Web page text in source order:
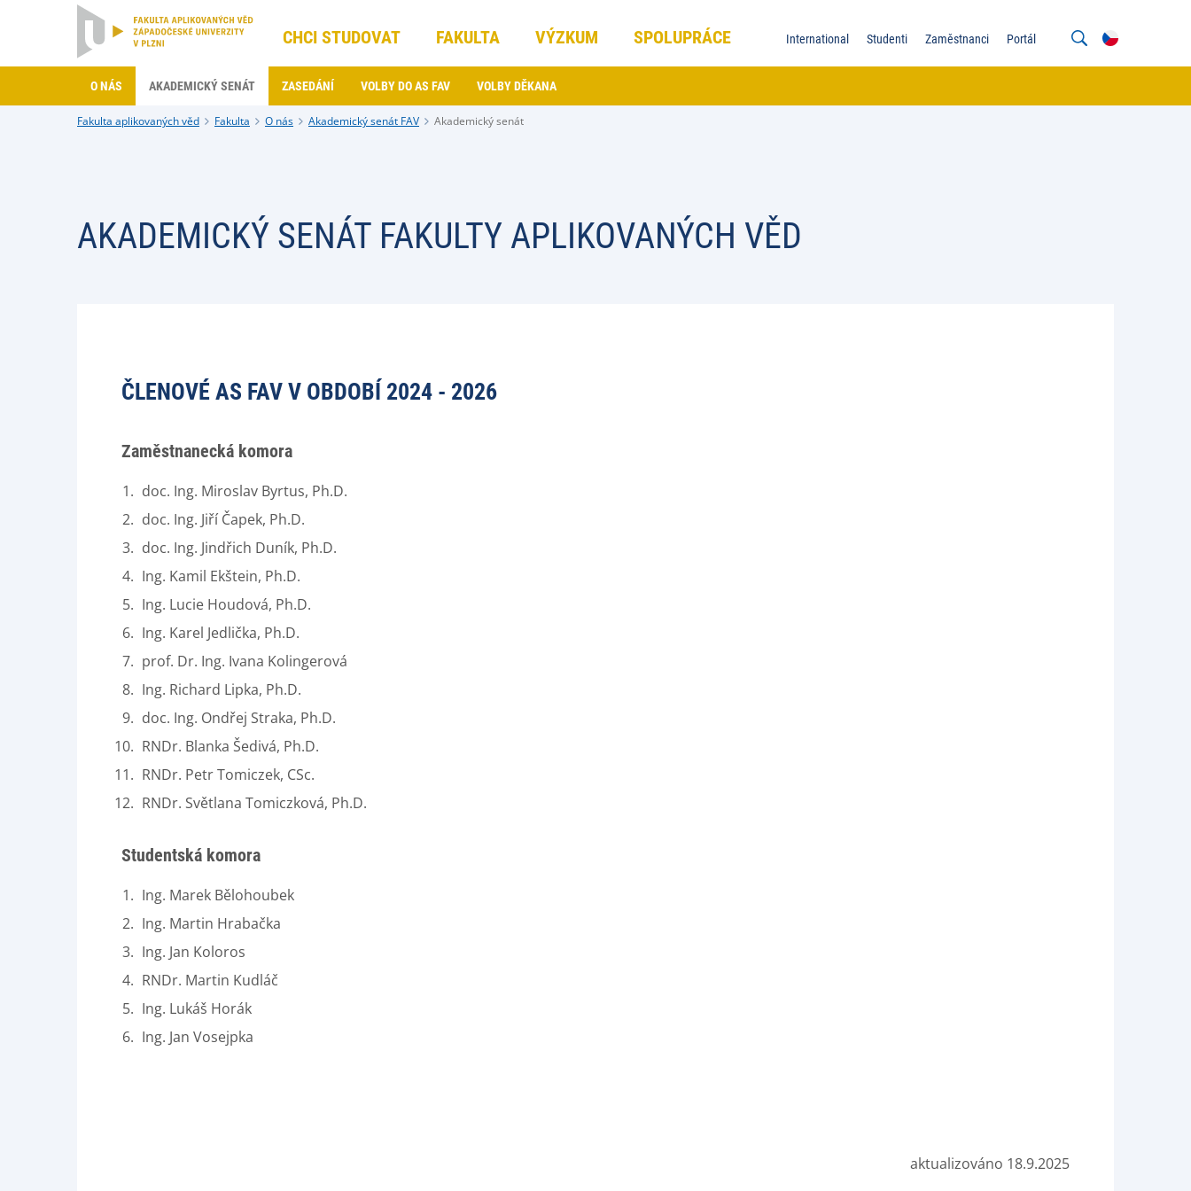
CHCI STUDOVAT FAKULTA VÝZKUM SPOLUPRÁCE International Studenti Zaměstnanci Portál
O NÁS AKADEMICKÝ SENÁT ZASEDÁNÍ VOLBY DO AS FAV VOLBY DĚKANA
Fakulta aplikovaných věd Fakulta O nás Akademický senát FAV Akademický senát
AKADEMICKÝ SENÁT FAKULTY APLIKOVANÝCH VĚD
ČLENOVÉ AS FAV V OBDOBÍ 2024 - 2026
Zaměstnanecká komora
doc. Ing. Miroslav Byrtus, Ph.D.
doc. Ing. Jiří Čapek, Ph.D.
doc. Ing. Jindřich Duník, Ph.D.
Ing. Kamil Ekštein, Ph.D.
Ing. Lucie Houdová, Ph.D.
Ing. Karel Jedlička, Ph.D.
prof. Dr. Ing. Ivana Kolingerová
Ing. Richard Lipka, Ph.D.
doc. Ing. Ondřej Straka, Ph.D.
RNDr. Blanka Šedivá, Ph.D.
RNDr. Petr Tomiczek, CSc.
RNDr. Světlana Tomiczková, Ph.D.
Studentská komora
Ing. Marek Bělohoubek
Ing. Martin Hrabačka
Ing. Jan Koloros
RNDr. Martin Kudláč
Ing. Lukáš Horák
Ing. Jan Vosejpka
aktualizováno 18.9.2025